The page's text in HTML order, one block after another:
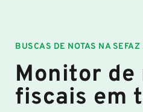
BUSCAS DE NOTAS NA
Monitor de
fiscais em